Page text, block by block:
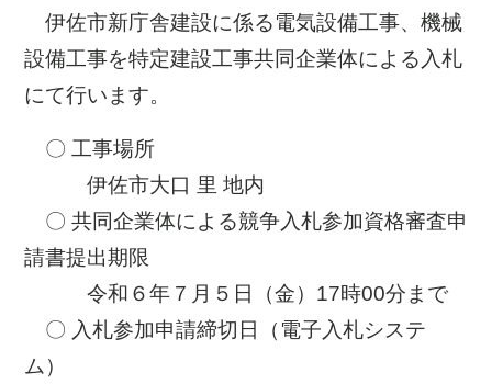
伊佐市新庁舎建設に係る電気設備工事、機械
設備工事を特定建設工事共同企業体による入札
にて行います。
〇 工事場所
伊佐市大口 里 地内
〇 共同企業体による競争入札参加資格審査申
請書提出期限
令和６年７月５日（金）17時00分まで
〇 入札参加申請締切日（電子入札システ
ム）